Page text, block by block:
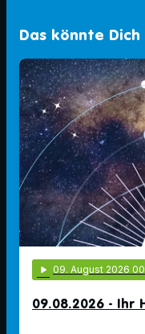
Das könnte
play_arrow 09. August 2026
09.08.2026 - Ihr